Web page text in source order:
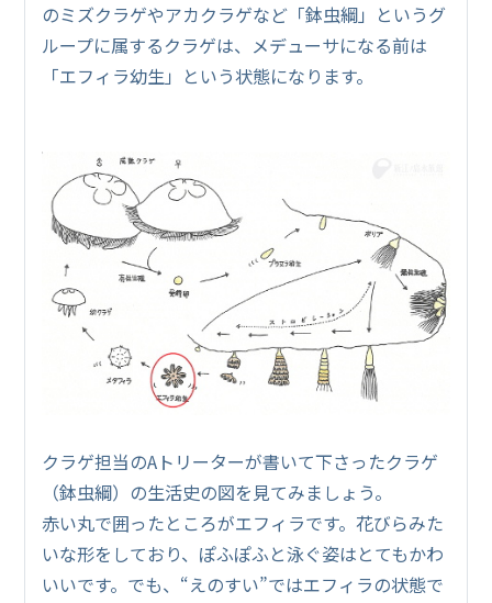
のミズクラゲやアカクラゲなど「鉢虫綱」というグ
ループに属するクラゲは、メデューサになる前は
「エフィラ幼生」という状態になります。
クラゲ担当のAトリーターが書いて下さったクラゲ
（鉢虫綱）の生活史の図を見てみましょう。
赤い丸で囲ったところがエフィラです。花びらみた
いな形をしており、ぽふぽふと泳ぐ姿はとてもかわ
いいです。でも、“えのすい”ではエフィラの状態で